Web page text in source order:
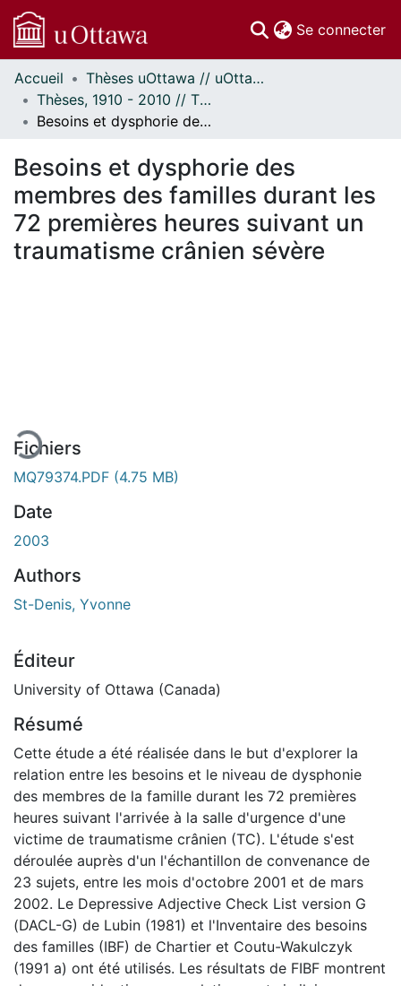
Se connecter
Communautés
et collections
Parcourir
À propos
Accueil
Thèses uOttawa // uOttawa Theses
Thèses, 1910 - 2010 // Theses, 1910 - 2010
Besoins et dysphorie des membres des familles durant les 72 premières heures suivant un traumatisme crânien sévère
Besoins et dysphorie des
membres des familles durant les
72 premières heures suivant un
traumatisme crânien sévère
Fichiers
MQ79374.PDF (4.75 MB)
Date
2003
Authors
St-Denis, Yvonne
Éditeur
University of Ottawa (Canada)
Résumé
Cette étude a été réalisée dans le but d'explorer la
relation entre les besoins et le niveau de dysphonie
des membres de la famille durant les 72 premières
heures suivant l'arrivée à la salle d'urgence d'une
victime de traumatisme crânien (TC). L'étude s'est
déroulée auprès d'un l'échantillon de convenance de
23 sujets, entre les mois d'octobre 2001 et de mars
2002. Le Depressive Adjective Check List version G
(DACL-G) de Lubin (1981) et l'Inventaire des besoins
des familles (IBF) de Chartier et Coutu-Wakulczyk
(1991 a) ont été utilisés. Les résultats de FIBF montrent